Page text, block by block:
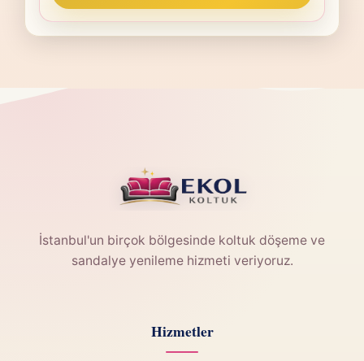
İstanbul'un birçok bölgesinde koltuk döşeme ve
sandalye yenileme hizmeti veriyoruz.
Hizmetler